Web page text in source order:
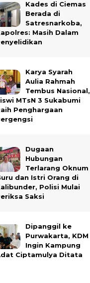
Kades di Ciemas
Berada di
Satresnarkoba,
Masih Dalam
Karya Syarah
Aulia Rahmah
Tembus Nasional,
MTsN 3 Sukabumi
Penghargaan
Dugaan
Hubungan
Terlarang Oknum
dan Istri Orang di
Polisi Mulai
Saksi
Dipanggil ke
Purwakarta, KDM
Ingin Kampung
Ciptamulya Ditata